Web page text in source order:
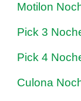
Motilon
Pick 3
Pick 4
Culona